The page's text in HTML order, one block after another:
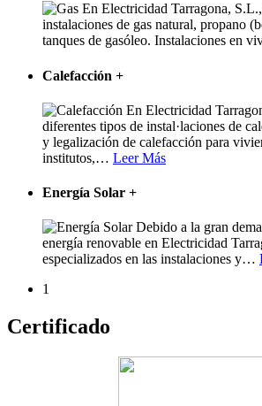
En Electricidad Tarragona,
instalaciones de gas natural, propano
tanques de gasóleo. Instalaciones en
Calefacción +
En Electricidad
diferentes tipos de instal·laciones de
y legalización de calefacción para
institutos,… Leer Más
Energía Solar +
Debido a la gran
energía renovable en Electricidad
especializados en las instalaciones y…
1
Certificado